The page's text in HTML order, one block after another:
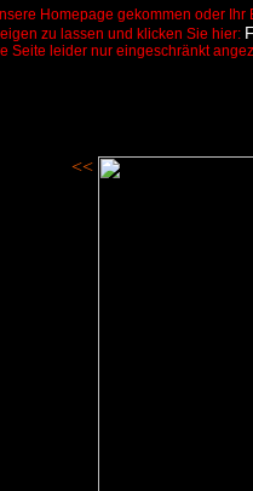
Homepage gekommen oder
zu lassen und klicken Sie hier:
Seite leider nur eingeschränkt
<<